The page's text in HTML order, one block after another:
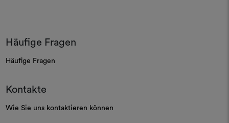
Häufige Fragen
Häufige Fragen
Kontakte
Wie Sie uns kontaktieren können